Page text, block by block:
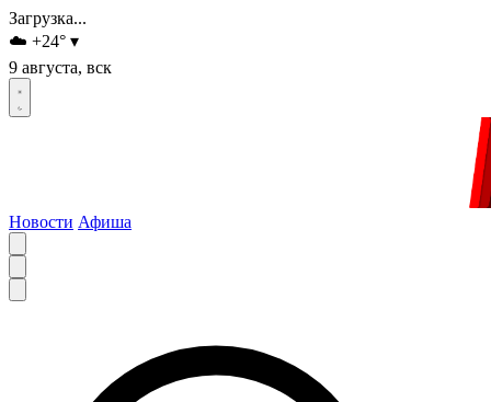
Загрузка...
☁️ +24° ▾
9 августа, вск
Новости Афиша